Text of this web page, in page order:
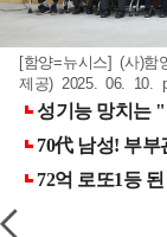
[함양=뉴시스] (사)
제공) 2025. 06. 10.